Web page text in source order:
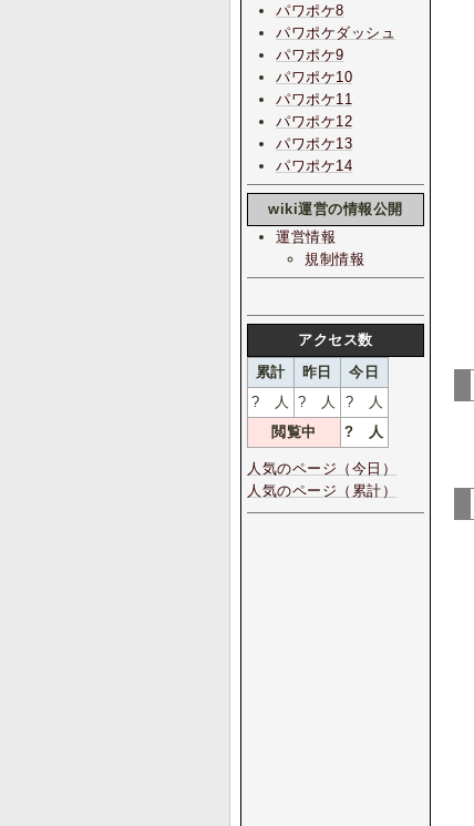
パワポケ8
パワポケダッシュ
パワポケ9
パワポケ10
パワポケ11
パワポケ12
パワポケ13
パワポケ14
wiki運営の情報公開
運営情報
規制情報
アクセス数
累計
昨日
今日
? 人 ? 人 ? 人
閲覧中
? 人
人気のページ（今日）
人気のページ（累計）